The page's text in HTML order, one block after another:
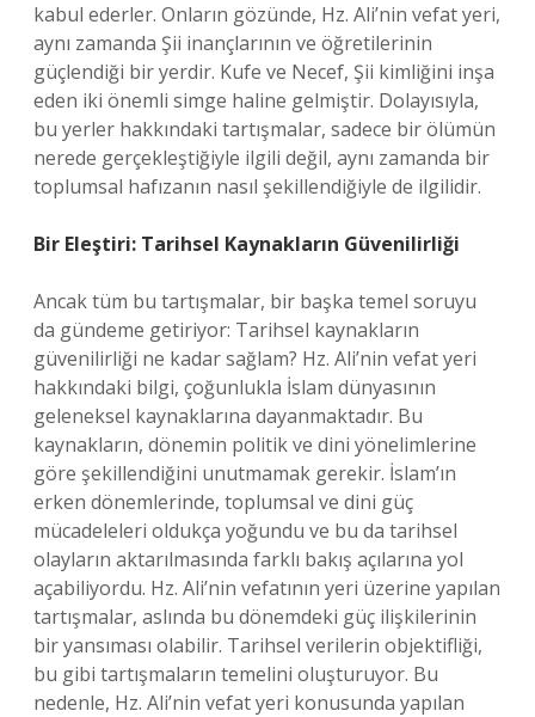
kabul ederler. Onların gözünde, Hz. Ali’nin vefat yeri,
aynı zamanda Şii inançlarının ve öğretilerinin
güçlendiği bir yerdir. Kufe ve Necef, Şii kimliğini inşa
eden iki önemli simge haline gelmiştir. Dolayısıyla,
bu yerler hakkındaki tartışmalar, sadece bir ölümün
nerede gerçekleştiğiyle ilgili değil, aynı zamanda bir
toplumsal hafızanın nasıl şekillendiğiyle de ilgilidir.
Bir Eleştiri: Tarihsel Kaynakların Güvenilirliği
Ancak tüm bu tartışmalar, bir başka temel soruyu
da gündeme getiriyor: Tarihsel kaynakların
güvenilirliği ne kadar sağlam? Hz. Ali’nin vefat yeri
hakkındaki bilgi, çoğunlukla İslam dünyasının
geleneksel kaynaklarına dayanmaktadır. Bu
kaynakların, dönemin politik ve dini yönelimlerine
göre şekillendiğini unutmamak gerekir. İslam’ın
erken dönemlerinde, toplumsal ve dini güç
mücadeleleri oldukça yoğundu ve bu da tarihsel
olayların aktarılmasında farklı bakış açılarına yol
açabiliyordu. Hz. Ali’nin vefatının yeri üzerine yapılan
tartışmalar, aslında bu dönemdeki güç ilişkilerinin
bir yansıması olabilir. Tarihsel verilerin objektifliği,
bu gibi tartışmaların temelini oluşturuyor. Bu
nedenle, Hz. Ali’nin vefat yeri konusunda yapılan